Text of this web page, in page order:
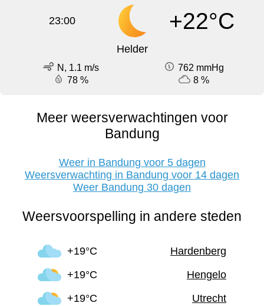
23:00 +22°C
Helder
N, 1.1 m/s
762 mmHg
78 %
8 %
Meer weersverwachtingen voor
Bandung
Weer in Bandung voor 5 dagen
Weersverwachting in Bandung voor 14 dagen
Weer Bandung 30 dagen
Weersvoorspelling in andere steden
+19°C
Hardenberg
+19°C
Hengelo
+19°C
Utrecht